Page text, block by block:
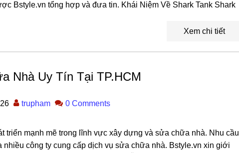
Bstyle.vn tổng hợp và đưa tin. Khái Niệm Về Shark Tank Shark
Xem chi tiết
Nhà Uy Tín Tại TP.HCM
trupham 0 Comments
triển mạnh mẽ trong lĩnh vực xây dựng và sửa chữa nhà. Nhu cầu
nhiều công ty cung cấp dịch vụ sửa chữa nhà. Bstyle.vn xin giới